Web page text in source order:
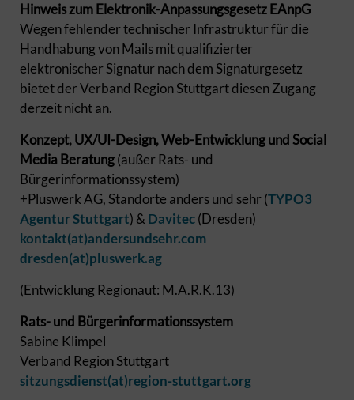
Hinweis zum Elektronik-Anpassungsgesetz EAnpG
Wegen fehlender technischer Infrastruktur für die
Handhabung von Mails mit qualifizierter
elektronischer Signatur nach dem Signaturgesetz
bietet der Verband Region Stuttgart diesen Zugang
derzeit nicht an.
Konzept, UX/UI-Design, Web-Entwicklung und Social
Media Beratung(außer Rats- und
Bürgerinformationssystem)
+Pluswerk AG, Standorte anders und sehr (TYPO3
Agentur Stuttgart) & Davitec(Dresden)
kontakt(at)andersundsehr.com
dresden(at)pluswerk.ag
(Entwicklung Regionaut: M.A.R.K.13)
Rats- und Bürgerinformationssystem
Sabine Klimpel
Verband Region Stuttgart
sitzungsdienst(at)region-stuttgart.org